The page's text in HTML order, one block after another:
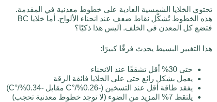
تحتوي الخلايا الشمسية العادية على خطوط معدنية في المقدمة.
هذه الخطوط تُشكّل نقاط ضعف عند انحناء الألواح. أما خلايا BC
فتضع كل المعدن في الخلف. أليس هذا ذكيًا؟
هذا التغيير البسيط يحدث فرقًا كبيرًا:
حتى 30% أقل تشققًا عند الانحناء
يعمل بشكل رائع حتى على الخلايا فائقة الرقة
يفقد طاقة أقل عند التسخين (-0.26%/°C مقابل -0.34%/°C)
يلتقط 7% المزيد من الضوء (لا توجد خطوط معدنية تحجب)